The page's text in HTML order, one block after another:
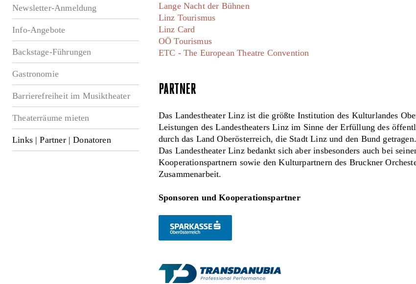
Newsletter-Anmeldung
Info-Angebote
Backstage-Führungen
Gastronomie
Barrierefreiheit im Musiktheater
Theaterräume mieten
Links | Partner | Donatoren
Lange Nacht der Bühnen
Linz Tourismus
Linz Card
OÖ Tourismus
ETC - The European Theatre Convention
PARTNER
Das Landestheater Linz ist die größte Institution des Kulturlandes
Leistungen des Landestheaters Linz im Sinne der Erfüllung des
durch das Land Oberösterreich, die Stadt Linz und den Bund getragen.
Das Landestheater Linz bedankt sich aber insbesonders auch bei
Kooperationspartnern sowie den Kulturpartnern des Bruckner
Zusammenarbeit.
Sponsoren und Kooperationspartner